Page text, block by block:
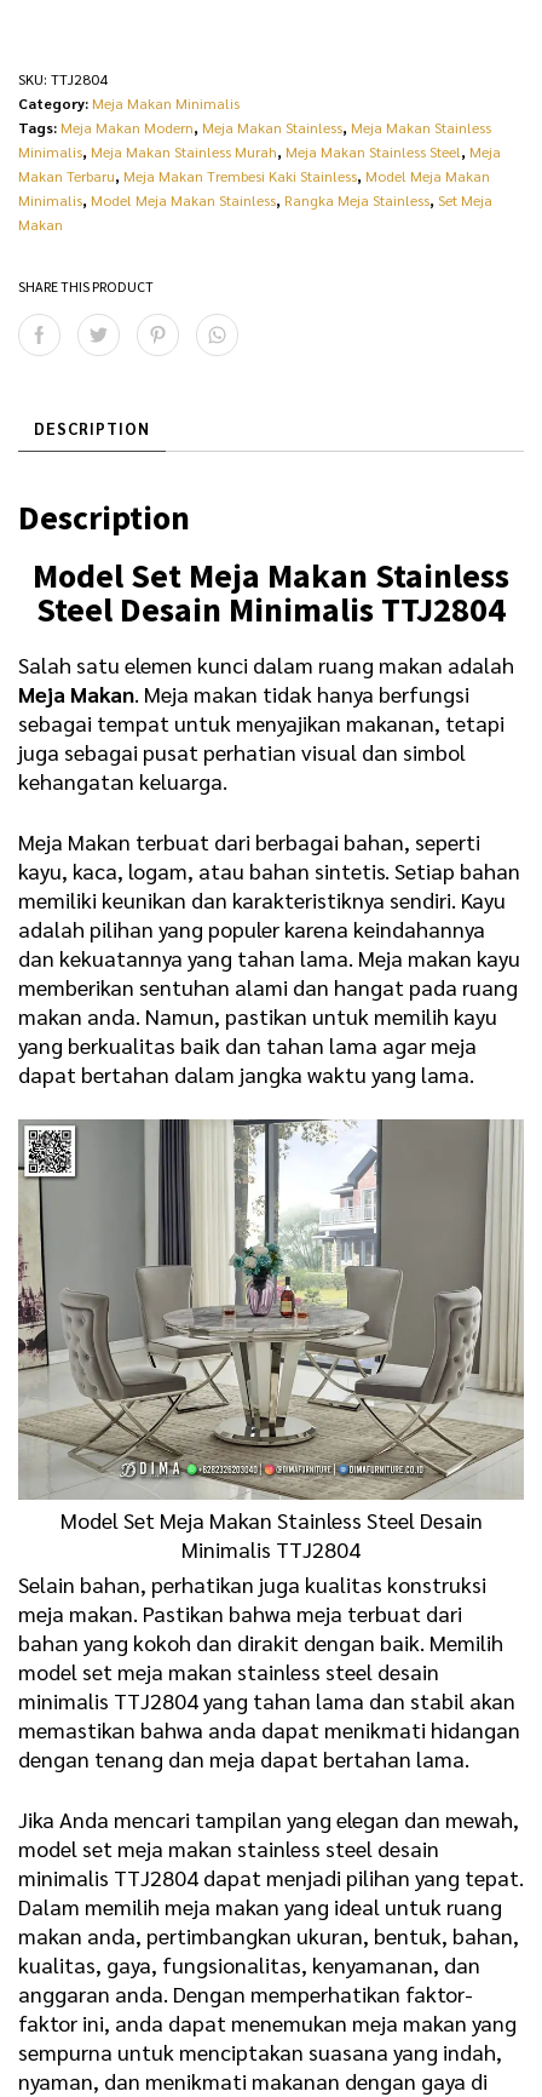
SKU: TTJ2804
Category: Meja Makan Minimalis
Tags: Meja Makan Modern, Meja Makan Stainless, Meja Makan Stainless
Minimalis, Meja Makan Stainless Murah, Meja Makan Stainless Steel, Meja
Makan Terbaru, Meja Makan Trembesi Kaki Stainless, Model Meja Makan
Minimalis, Model Meja Makan Stainless, Rangka Meja Stainless, Set Meja
Makan
SHARE THIS PRODUCT
DESCRIPTION
Description
ModelSet Meja Makan Stainless
Steel Desain Minimalis TTJ2804
Salah satu elemen kunci dalam ruang makan adalah
Meja Makan. Meja makan tidak hanya berfungsi
sebagai tempat untuk menyajikan makanan, tetapi
juga sebagai pusat perhatian visual dan simbol
kehangatan keluarga.
Meja Makan terbuat dari berbagai bahan, seperti
kayu, kaca, logam, atau bahan sintetis. Setiap bahan
memiliki keunikan dan karakteristiknya sendiri. Kayu
adalah pilihan yang populer karena keindahannya
dan kekuatannya yang tahan lama. Meja makan kayu
memberikan sentuhan alami dan hangat pada ruang
makan anda. Namun, pastikan untuk memilih kayu
yang berkualitas baik dan tahan lama agar meja
dapat bertahan dalam jangka waktu yang lama.
Model Set Meja Makan Stainless Steel Desain
Minimalis TTJ2804
Selain bahan, perhatikan juga kualitas konstruksi
meja makan. Pastikan bahwa meja terbuat dari
bahan yang kokoh dan dirakit dengan baik. Memilih
model set meja makan stainless steel desain
minimalis TTJ2804 yang tahan lama dan stabil akan
memastikan bahwa anda dapat menikmati hidangan
dengan tenang dan meja dapat bertahan lama.
Jika Anda mencari tampilan yang elegan dan mewah,
model set meja makan stainless steel desain
minimalis TTJ2804 dapat menjadi pilihan yang tepat.
Dalam memilih meja makan yang ideal untuk ruang
makan anda, pertimbangkan ukuran, bentuk, bahan,
kualitas, gaya, fungsionalitas, kenyamanan, dan
anggaran anda. Dengan memperhatikan faktor-
faktor ini, anda dapat menemukan meja makan yang
sempurna untuk menciptakan suasana yang indah,
nyaman, dan menikmati makanan dengan gaya di